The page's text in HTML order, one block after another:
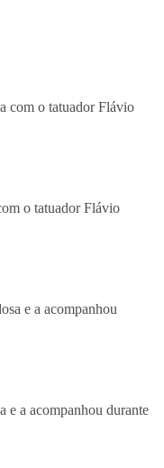
o tatuador Flávio
e a acompanhou durante